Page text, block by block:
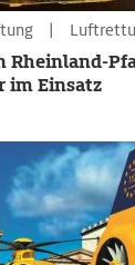
|
Rheinland-
im Einsatz